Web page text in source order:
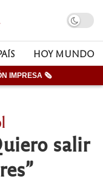
HOY MUNDO
IMPRESA 🗞
salir